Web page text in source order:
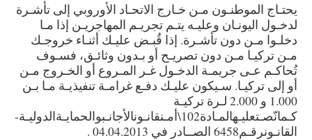
يحتـاج الموطنـون مـن خـارج الاتحـاد الأوروبي إلى تأشـرة
لدخـول اليونـان وعليـه يتـم تجريـم المهاجريـن إذا مـا
دخلـوا مـن دون تأشـرة. إذا قُبـض عليـك أثنـاء خروجـك
مـن تركيـا مـن دون تصريـح أو بـدون وثائـق، فسـوف
تُحاكـم عـى جريمـة الدخـول غـر المـروع أو الخـروج مـن
أو إلى تركيـا. سـيكون عليـك دفـع غرامـة تنفيذيـة مـا بـن
1.000 و 2.000 لـرة تركيـة
كـمانّصـتعليـهالمـادة102\أمـنقانـونالأجانـبوالحمايـةالدوليـة-
القانـونرقـم6458 الصــادر في 04.04.2013 .